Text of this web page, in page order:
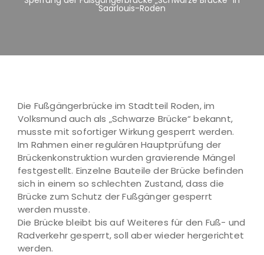
Saarlouis-Roden
Die Fußgängerbrücke im Stadtteil Roden, im
Volksmund auch als „Schwarze Brücke“ bekannt,
musste mit sofortiger Wirkung gesperrt werden.
Im Rahmen einer regulären Hauptprüfung der
Brückenkonstruktion wurden gravierende Mängel
festgestellt. Einzelne Bauteile der Brücke befinden
sich in einem so schlechten Zustand, dass die
Brücke zum Schutz der Fußgänger gesperrt
werden musste.
Die Brücke bleibt bis auf Weiteres für den Fuß- und
Radverkehr gesperrt, soll aber wieder hergerichtet
werden.